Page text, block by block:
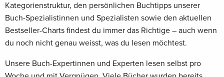
Kategorienstruktur, den persönlichen Buchtipps unserer
Buch-Spezialistinnen und Spezialisten sowie den aktuellen
Bestseller-Charts findest du immer das Richtige – auch wenn
du noch nicht genau weisst, was du lesen möchtest.
Unsere Buch-Expertinnen und Experten lesen selbst pro